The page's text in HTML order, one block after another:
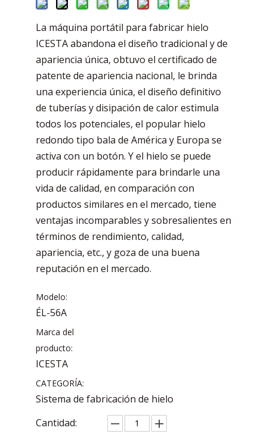
La máquina portátil para fabricar hielo
ICESTA abandona el diseño tradicional y de
apariencia única, obtuvo el certificado de
patente de apariencia nacional, le brinda
una experiencia única, el diseño definitivo
de tuberías y disipación de calor estimula
todos los potenciales, el popular hielo
redondo tipo bala de América y Europa se
activa con un botón. Y el hielo se puede
producir rápidamente para brindarle una
vida de calidad, en comparación con
productos similares en el mercado, tiene
ventajas incomparables y sobresalientes en
términos de rendimiento, calidad,
apariencia, etc., y goza de una buena
reputación en el mercado.
Modelo:
ÉL-56A
Marca del
producto:
ICESTA
CATEGORÍA:
Sistema de fabricación de hielo
Cantidad: